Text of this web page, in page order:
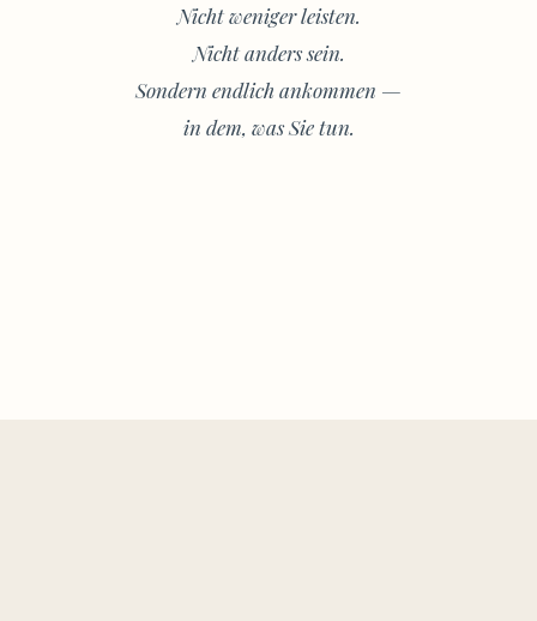
Nicht weniger leisten.
Nicht anders sein.
Sondern endlich ankommen —
in dem, was Sie tun.